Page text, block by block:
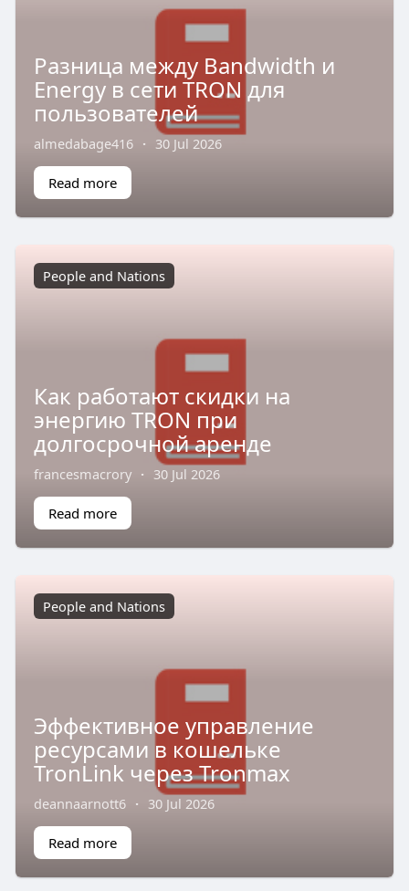
Разница между Bandwidth и
Energy в сети TRON для
пользователей
almedabage416 · 30 Jul 2026
Read more
People and Nations
Как работают скидки на
энергию TRON при
долгосрочной аренде
francesmacrory · 30 Jul 2026
Read more
People and Nations
Эффективное управление
ресурсами в кошельке
TronLink через Tronmax
deannaarnott6 · 30 Jul 2026
Read more